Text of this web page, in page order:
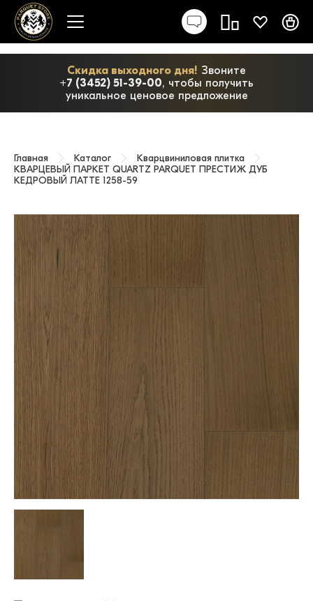
Скидка выходного дня! Звоните
+7 (3452) 51-39-00, чтобы получить
уникальное ценовое предложение
Главная Каталог
Кварцвиниловая плитка
КВАРЦЕВЫЙ ПАРКЕТ QUARTZ PARQUET ПРЕСТИЖ ДУБ
КЕДРОВЫЙ ЛАТТЕ 1258-59